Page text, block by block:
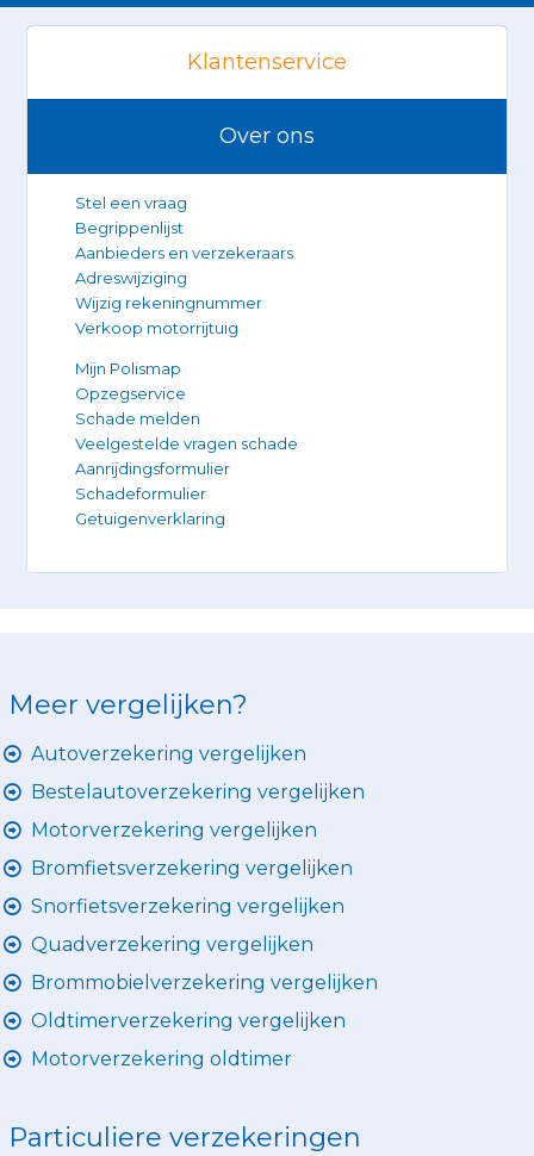
Klantenservice
Over ons
Stel een vraag
Begrippenlijst
Aanbieders en verzekeraars
Adreswijziging
Wijzig rekeningnummer
Verkoop motorrijtuig
Mijn Polismap
Opzegservice
Schade melden
Veelgestelde vragen schade
Aanrijdingsformulier
Schadeformulier
Getuigenverklaring
Meer vergelijken?
Autoverzekering vergelijken
Bestelautoverzekering vergelijken
Motorverzekering vergelijken
Bromfietsverzekering vergelijken
Snorfietsverzekering vergelijken
Quadverzekering vergelijken
Brommobielverzekering vergelijken
Oldtimerverzekering vergelijken
Motorverzekering oldtimer
Particuliere verzekeringen